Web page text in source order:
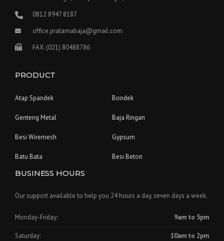
0812 8947 8187
office.pratamabaja@gmail.com
FAX: (021) 80488786
PRODUCT
Atap Spandek Bondek
Genteng Metal Baja Ringan
Besi Wiremesh Gypsum
Batu Bata Besi Beton
BUSINESS HOURS
Our support available to help you 24 hours a day, seven days a week.
Monday-Friday: 9am to 5pm
Saturday: 10am to 2pm